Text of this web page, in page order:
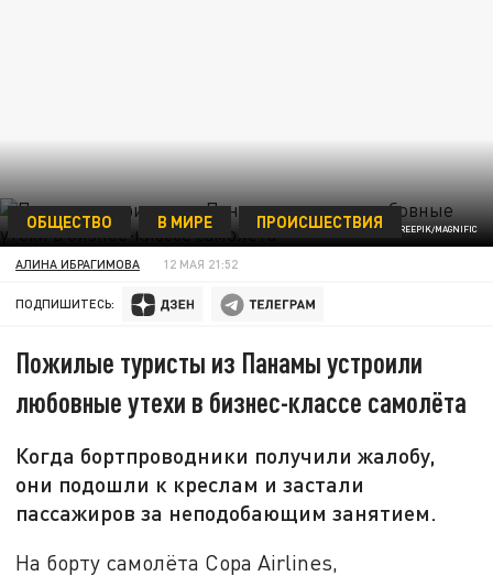
FREEPIK/MAGNIFIC
ОБЩЕСТВО В МИРЕ ПРОИСШЕСТВИЯ
АЛИНА ИБРАГИМОВА 12 МАЯ 21:52
ПОДПИШИТЕСЬ:
Пожилые туристы из Панамы устроили
любовные утехи в бизнес-классе самолёта
Когда бортпроводники получили жалобу,
они подошли к креслам и застали
пассажиров за неподобающим занятием.
На борту самолёта Copa Airlines,